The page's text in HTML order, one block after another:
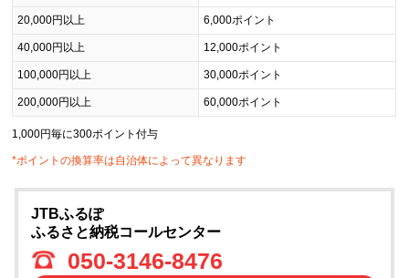
20,000円以上 6,000ポイント
40,000円以上 12,000ポイント
100,000円以上 30,000ポイント
200,000円以上 60,000ポイント
1,000円毎に300ポイント付与
*ポイントの換算率は自治体によって異なります
JTBふるぽ
ふるさと納税コールセンター
050-3146-8476